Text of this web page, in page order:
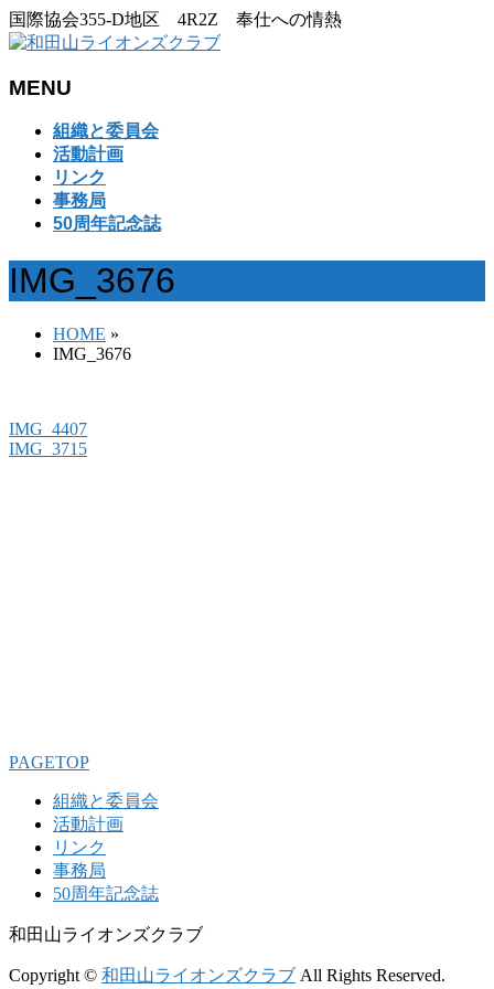
国際協会355-D地区 4R2Z 奉仕への情熱
MENU
ば
す
組織と委員会
活動計画
リンク
事務局
50周年記念誌
IMG_3676
HOME »
IMG_3676
IMG_4407
IMG_3715
PAGETOP
組織と委員会
活動計画
リンク
事務局
50周年記念誌
和田山ライオンズクラブ
Copyright © 和田山ライオンズクラブ All Rights Reserved.